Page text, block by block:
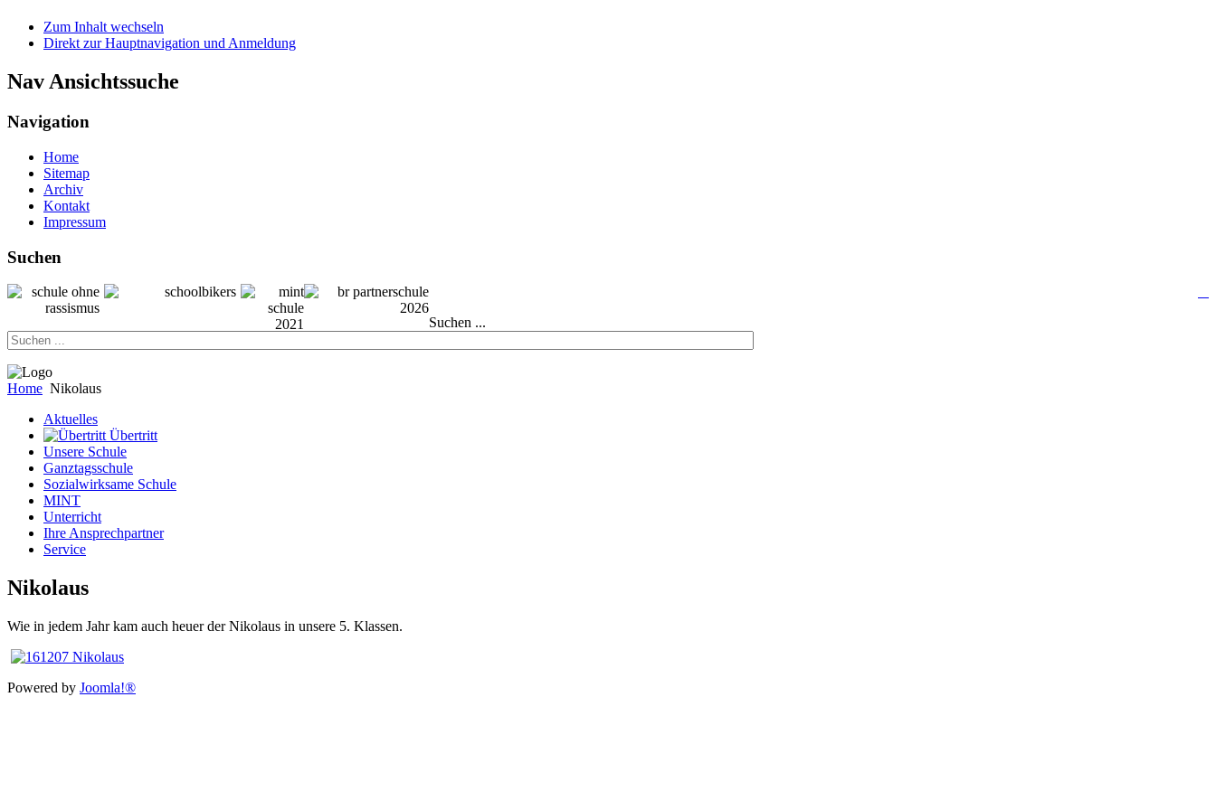
Zum Inhalt wechseln
Direkt zur Hauptnavigation und Anmeldung
Nav Ansichtssuche
Navigation
Home
Sitemap
Archiv
Kontakt
Impressum
Suchen
Suchen ...
Home Nikolaus
Aktuelles
Übertritt
Unsere Schule
Ganztagsschule
Sozialwirksame Schule
MINT
Unterricht
Ihre Ansprechpartner
Service
Nikolaus
Wie in jedem Jahr kam auch heuer der Nikolaus in unsere 5. Klassen.
Powered by Joomla!®